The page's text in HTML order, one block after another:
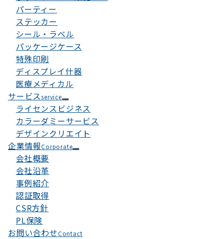
パーティー
ステッカー
シール・ラベル
パッケージケース
特殊印刷
ディスプレイ什器
医療メディカル
サービスservice
ライセンスビジネス
カラーダミーサービス
デザインクリエイト
企業情報Corporate
会社概要
会社沿革
事例紹介
認証取得
CSR方針
PL保険
お問い合わせContact